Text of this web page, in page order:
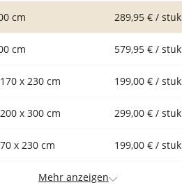
cm 289,95 € / stuk
cm 579,95 € / stuk
x 230 cm 199,00 € / stuk
x 300 cm 299,00 € / stuk
x 230 cm 199,00 € / stuk
Mehr anzeigen